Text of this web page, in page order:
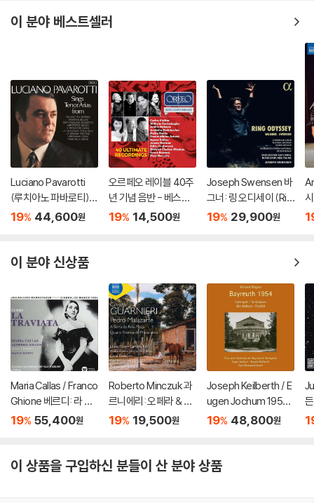
이 분야 베스트셀러
Luciano Pavarotti
(루치아노 파바로티) -
이탈리아 오페라 리마
P]
19% 44,600원
오르페오 레이블 40주
년 기념 음반 - 베스트
녹음 40 (ORFEO 40t
19% 14,500원
Joseph Swensen 바
그너: 링 오디세이 (Rin
g Odyssey)
19% 29,900원
이 분야 신상품
Maria Callas / Franco
Ghione 베르디: 라 트
라비아타 - 마리아 칼
[SACD]
19% 55,400원
Roberto Minczuk 과
르니에리: 오페라 & 관
현악 작품집 (Guarnier
19% 19,500원
Joseph Keilberth / E
ugen Jochum 1954
년 바이로이트 페스티
19% 48,800원
이 상품을 구입하신 분들이 산 분야 상품